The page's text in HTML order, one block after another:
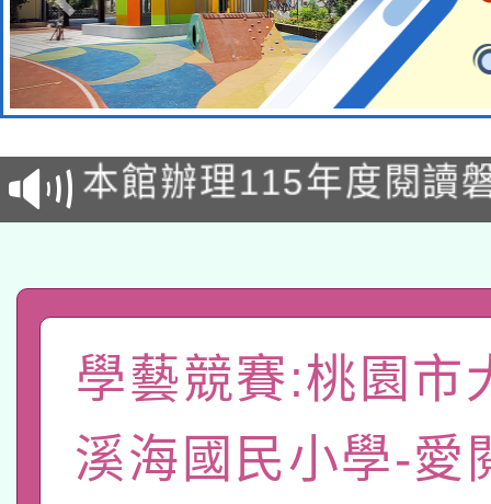
適應運動共學行動站研
本館辦理115年度閱讀
暨閱讀推動專業研習
科技賦能─人工智慧
礎課程
A3數位素養講師名單
pilot」
有關大陸委員會函釋公
薪期間赴陸應申請許可
轉知經濟部水利署委託
學藝競賽:桃園市
溪海國民小學-愛